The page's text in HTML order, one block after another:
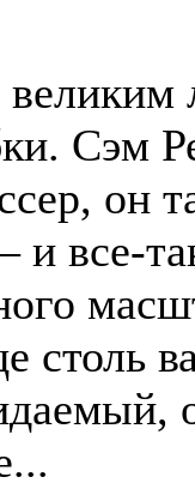
Сэм
он
и все-
столь